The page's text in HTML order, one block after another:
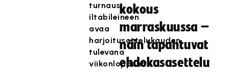
turnaus
iltabileineen
avaa
harjoitusottelukauden
tulevana
viikonloppuna.
kokous
marraskuussa –
näin tapahtuvat
ehdokasasettelu